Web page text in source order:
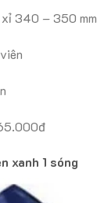
xỉ 340 – 350 mm
xanh 1 sóng